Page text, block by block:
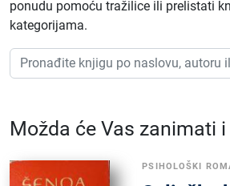
ponudu pomoću tražilice ili prelistati
kategorijama.
Možda će Vas zanimati
PSIHOLOŠKI